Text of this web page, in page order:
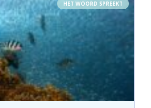
HET WOORD SPREEKT